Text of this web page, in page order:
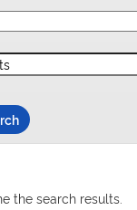
the search results.